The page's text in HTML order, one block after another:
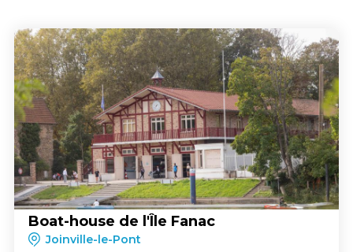
Boat-house de l'Île Fanac
Joinville-le-Pont